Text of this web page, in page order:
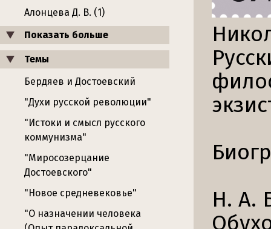
Алонцева Д. В. (1)
Показать больше
Темы
Бердяев и Достоевский
"Духи русской революции"
"Истоки и смысл русского
коммунизма"
"Миросозерцание
Достоевского"
"Новое средневековье"
"О назначении человека
Н. А.